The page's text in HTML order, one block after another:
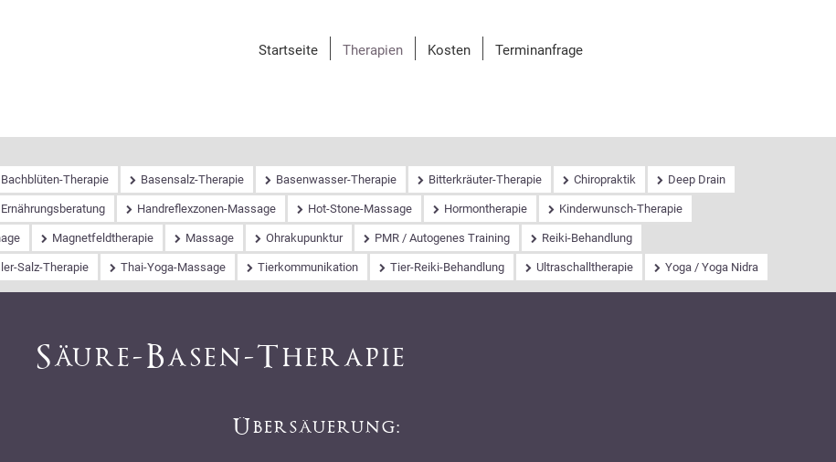
Navigation
überspringen
Startseite Therapien Kosten Terminanfrage
Bachblüten-Therapie Basensalz-Therapie Basenwasser-Therapie Bitterkräuter-Therapie Chiropraktik Deep Drain
Ernährungsberatung Handreflexzonen-Massage Hot-Stone-Massage Hormontherapie Kinderwunsch-Therapie
Magnetfeldtherapie Massage Ohrakupunktur PMR / Autogenes Training Reiki-Behandlung
Salz-Therapie Thai-Yoga-Massage Tierkommunikation Tier-Reiki-Behandlung Ultraschalltherapie Yoga / Yoga Nidra
Säure-Basen-Therapie
Übersäuerung: